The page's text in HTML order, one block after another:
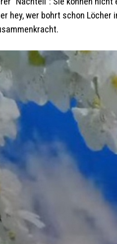
hey, wer bohrt schon